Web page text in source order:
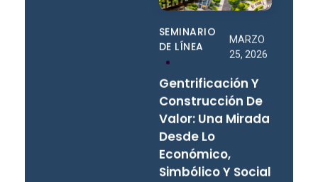
MARZO
25, 2026
SEMINARIO
DE LÍNEA
Gentrificación Y
Construcción De
Valor: Una Mirada
Desde Lo
Económico,
Simbólico Y Social